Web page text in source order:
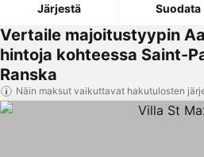
Järjestä Suodata
Vertaile majoitustyypin
hintoja kohteessa Saint-
Ranska
Näin maksut vaikuttavat hakutulosten